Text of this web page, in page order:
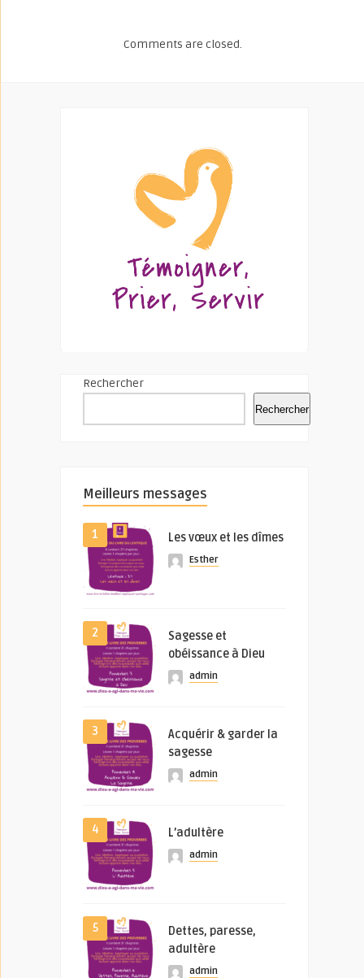
Comments are closed.
Rechercher
Rechercher
Meilleurs messages
1 Les vœux et les dîmes
Esther
2
Sagesse et
obéissance à Dieu
admin
3
Acquérir & garder la
sagesse
admin
4 L’adultère
admin
5
Dettes, paresse,
adultère
admin